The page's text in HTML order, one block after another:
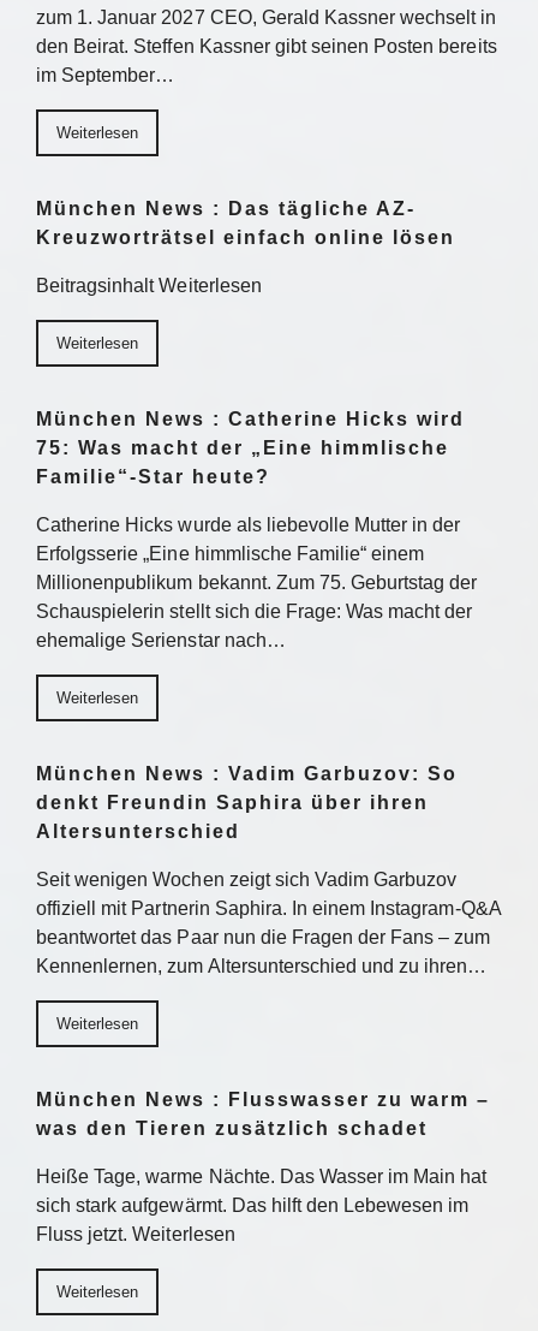
zum 1. Januar 2027 CEO, Gerald Kassner wechselt in
den Beirat. Steffen Kassner gibt seinen Posten bereits
im September…
Weiterlesen
München News : Das tägliche AZ-
Kreuzworträtsel einfach online lösen
Beitragsinhalt Weiterlesen
Weiterlesen
München News : Catherine Hicks wird
75: Was macht der „Eine himmlische
Familie“-Star heute?
Catherine Hicks wurde als liebevolle Mutter in der
Erfolgsserie „Eine himmlische Familie“ einem
Millionenpublikum bekannt. Zum 75. Geburtstag der
Schauspielerin stellt sich die Frage: Was macht der
ehemalige Serienstar nach…
Weiterlesen
München News : Vadim Garbuzov: So
denkt Freundin Saphira über ihren
Altersunterschied
Seit wenigen Wochen zeigt sich Vadim Garbuzov
offiziell mit Partnerin Saphira. In einem Instagram-Q&A
beantwortet das Paar nun die Fragen der Fans – zum
Kennenlernen, zum Altersunterschied und zu ihren…
Weiterlesen
München News : Flusswasser zu warm –
was den Tieren zusätzlich schadet
Heiße Tage, warme Nächte. Das Wasser im Main hat
sich stark aufgewärmt. Das hilft den Lebewesen im
Fluss jetzt. Weiterlesen
Weiterlesen